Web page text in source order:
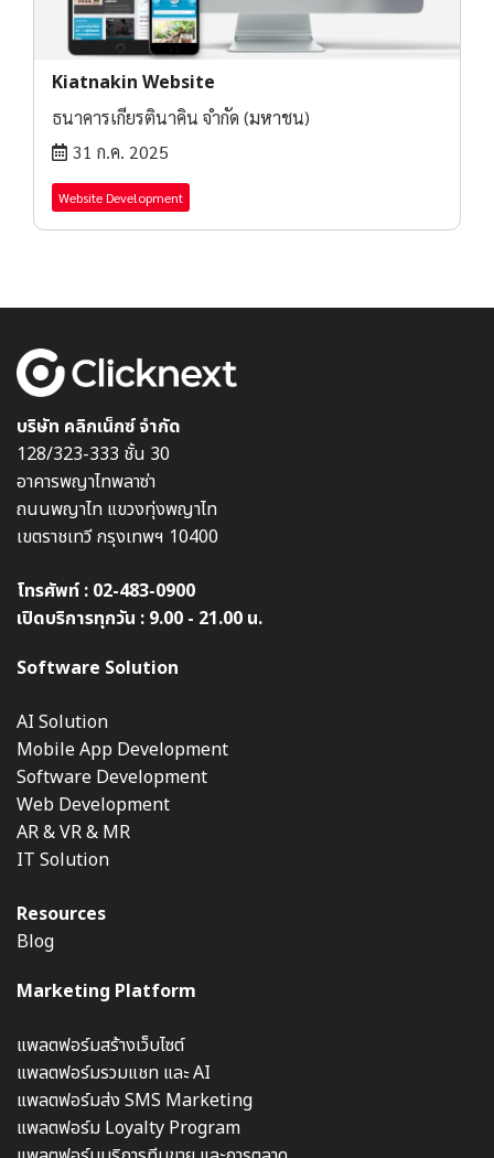
Kiatnakin Website
ธนาคารเกียรตินาคิน จำกัด (มหาชน)
31 ก.ค. 2025
Website Development
บริษัท คลิกเน็กซ์ จำกัด
128/323-333 ชั้น 30
อาคารพญาไทพลาซ่า
ถนนพญาไท แขวงทุ่งพญาไท
เขตราชเทวี กรุงเทพฯ 10400
โทรศัพท์ : 02-483-0900
เปิดบริการทุกวัน : 9.00 - 21.00 น.
Software Solution
AI Solution
Mobile App Development
Software Development
Web Development
AR & VR & MR
IT Solution
Resources
Blog
Marketing Platform
แพลตฟอร์มสร้างเว็บไซต์
แพลตฟอร์มรวมแชท และ AI
แพลตฟอร์มส่ง SMS Marketing
แพลตฟอร์ม Loyalty Program